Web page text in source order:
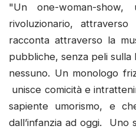
"Un one-woman-
rivoluzionario,
racconta attraverso la
pubbliche, senza peli sulla
nessuno. Un monologo
unisce comicità e
sapiente umorismo, e
dall’infanzia ad oggi. Uno